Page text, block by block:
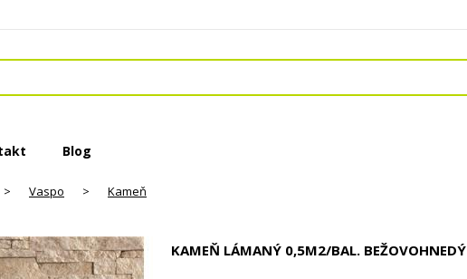
Blog
> Vaspo > Kameň
KAMEŇ LÁMANÝ 0,5M2/BAL. BEŽOVOHNEDÝ